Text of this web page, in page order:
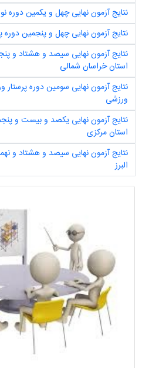
نتایج آزمون نهایی چهل و یکمین دوره
نتایج آزمون نهایی چهل و پنجمین
نتایج آزمون نهایی سیصد و هشتاد و
استان خراسان شمالی
نتایج آزمون نهایی سومین دوره
ورزشی
نتایج آزمون نهایی یکصد و بیست و
استان مرکزی
نتایج آزمون نهایی سیصد و هشتاد و
البرز